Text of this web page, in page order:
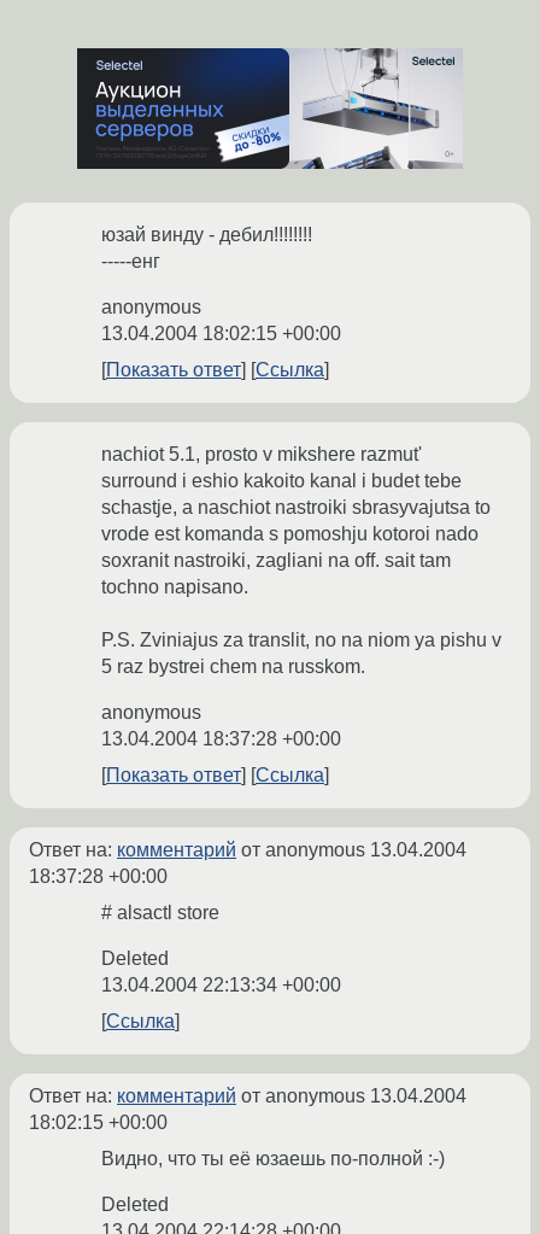
юзай винду - дебил!!!!!!!!
-----енг
anonymous
13.04.2004 18:02:15 +00:00
Показать ответ
Ссылка
nachiot 5.1, prosto v mikshere razmut'
surround i eshio kakoito kanal i budet tebe
schastje, a naschiot nastroiki sbrasyvajutsa to
vrode est komanda s pomoshju kotoroi nado
soxranit nastroiki, zagliani na off. sait tam
tochno napisano.
P.S. Zviniajus za translit, no na niom ya pishu v
5 raz bystrei chem na russkom.
anonymous
13.04.2004 18:37:28 +00:00
Показать ответ
Ссылка
Ответ на: комментарий от anonymous 13.04.2004
18:37:28 +00:00
# alsactl store
Deleted
13.04.2004 22:13:34 +00:00
Ссылка
Ответ на: комментарий от anonymous 13.04.2004
18:02:15 +00:00
Видно, что ты её юзаешь по-полной :-)
Deleted